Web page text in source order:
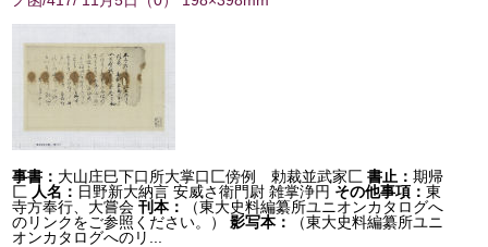
事書： 大山庄巳下口所大掌口匚傍例 勅裁並武家匚 書止：期帰
匚 人名： 日野新大納言 安威さ衛門尉 雑掌浄円 その他事項：東
寺方奉行、大嘗会 刊本：
（東大史料編纂所ユニオンカタログへ
のリンクをご参照ください。）
影写本：
（東大史料編纂所ユニ
オンカタログへのリ...